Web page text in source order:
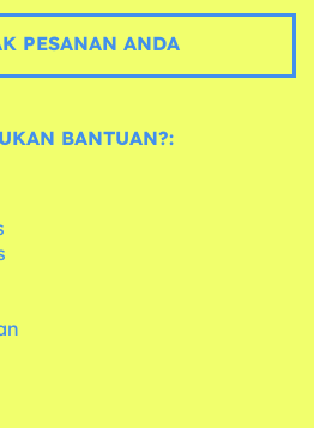
PESANAN ANDA
BANTUAN?: